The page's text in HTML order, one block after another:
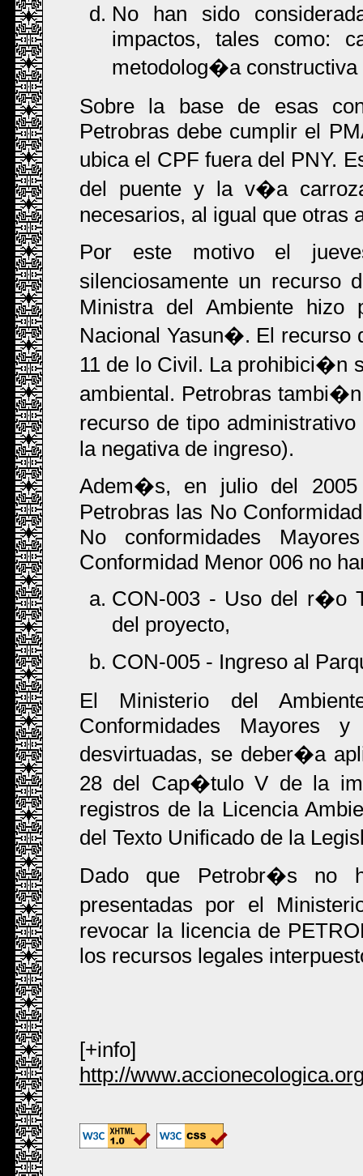
No han sido
impactos, tales como:
metodolog�a constructiva
Sobre la base de esas
Petrobras debe cumplir el
ubica el CPF fuera del PNY.
del puente y la v�a
necesarios, al igual que otras
Por este motivo el
silenciosamente un
Ministra del Ambiente hizo
Nacional Yasun�. El recurso
11 de lo Civil. La prohibici�n
ambiental. Petrobras
recurso de tipo
la negativa de ingreso).
Adem�s, en julio del
Petrobras las No
No conformidades
Conformidad Menor 006 no
CON-003 - Uso del r�o
del proyecto,
CON-005 - Ingreso al
El Ministerio del
Conformidades
desvirtuadas, se deber�a
28 del Cap�tulo V de la
registros de la Licencia
del Texto Unificado de la
Dado que Petrobr�s no
presentadas por el
revocar la licencia de
los recursos legales
[+info]
http://